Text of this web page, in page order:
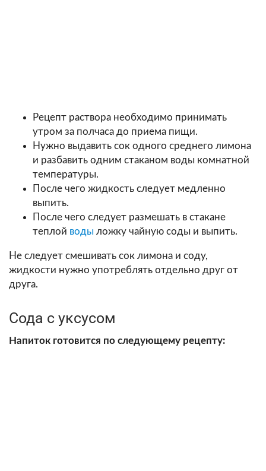
Рецепт раствора необходимо принимать
утром за полчаса до приема пищи.
Нужно выдавить сок одного среднего лимона
и разбавить одним стаканом воды комнатной
температуры.
После чего жидкость следует медленно
выпить.
После чего следует размешать в стакане
теплой воды ложку чайную соды и выпить.
Не следует смешивать сок лимона и соду,
жидкости нужно употреблять отдельно друг от
друга.
Сода с уксусом
Напиток готовится по следующему рецепту: